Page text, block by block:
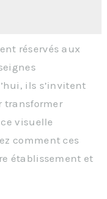
réservés aux
ils s’invitent
transformer
visuelle
comment ces
établissement et